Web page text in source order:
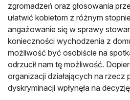
zgromadzeń oraz głosowania
ułatwić kobietom z różnym
angażowanie się w sprawy
konieczności wychodzenia z
możliwość być osobiście na
odrzucił nam tę możliwość.
organizacji działających na rzecz
dyskryminacji wpłynęła na